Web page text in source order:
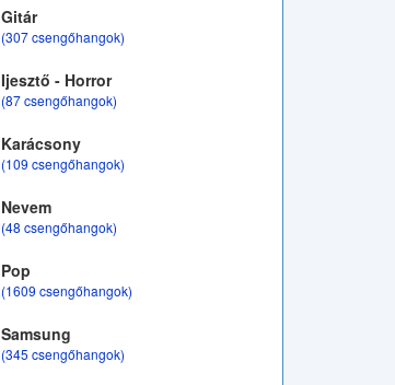
Gitár
(307 csengőhangok)
Ijesztő - Horror
(87 csengőhangok)
Karácsony
(109 csengőhangok)
Nevem
(48 csengőhangok)
Pop
(1609 csengőhangok)
Samsung
(345 csengőhangok)